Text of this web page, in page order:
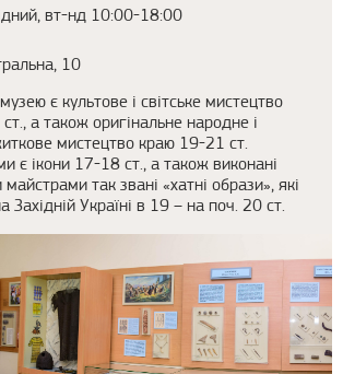
вт-нд 10:00-18:00
10
є культове і світське мистецтво
а також оригінальне народне і
мистецтво краю 19-21 ст.
є ікони 17-18 ст., а також виконані
так звані «хатні образи», які
Західній Україні в 19 – на поч. 20 ст.